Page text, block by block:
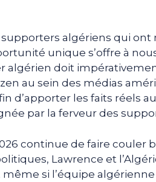
algériens qui
unique s’offre à
algérien doit
au sein des médias
d’apporter les faits réels
par la ferveur des
continue de faire couler
Lawrence et
si l’équipe